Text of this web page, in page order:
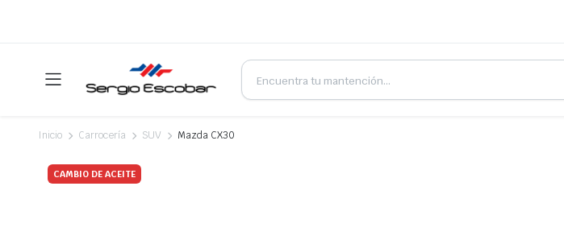
Products
search
Inicio Carrocería SUV Mazda CX30
CAMBIO DE ACEITE